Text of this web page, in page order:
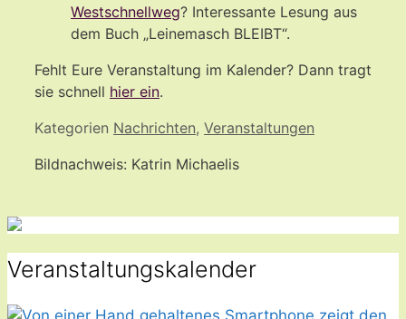
Westschnellweg? Interessante Lesung aus
dem Buch „Leinemasch BLEIBT“.
Fehlt Eure Veranstaltung im Kalender? Dann tragt
sie schnell hier ein.
Kategorien Nachrichten, Veranstaltungen
Bildnachweis: Katrin Michaelis
Veranstaltungskalender